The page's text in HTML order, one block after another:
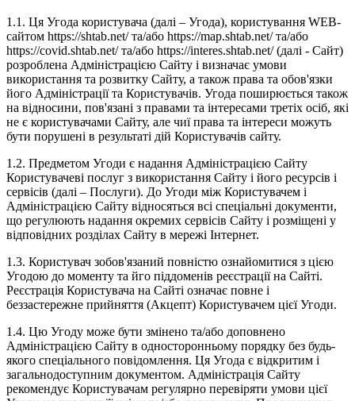
1.1. Ця Угода користувача (далі – Угода), користування WEB-
сайтом https://shtab.net/ та/або https://map.shtab.net/ та/або
https://covid.shtab.net/ та/або https://interes.shtab.net/ (далі - Сайт)
розроблена Адміністрацією Сайту і визначає умови
використання та розвитку Сайту, а також права та обов'язки
його Адміністрації та Користувачів. Угода поширюється також
на відносини, пов'язані з правами та інтересами третіх осіб, які
не є користувачами Сайту, але чиї права та інтереси можуть
бути порушені в результаті дій Користувачів сайту.
1.2. Предметом Угоди є надання Адміністрацією Сайту
Користувачеві послуг з використання Сайту і його ресурсів і
сервісів (далі – Послуги). До Угоди між Користувачем і
Адміністрацією Сайту відносяться всі спеціальні документи,
що регулюють надання окремих сервісів Сайту і розміщені у
відповідних розділах Сайту в мережі Інтернет.
1.3. Користувач зобов'язаний повністю ознайомитися з цією
Угодою до моменту та йго піддоменів реєстрації на Сайті.
Реєстрація Користувача на Сайті означає повне і
беззастережне прийняття (Акцепт) Користувачем цієї Угоди.
1.4. Цю Угоду може бути змінено та/або доповнено
Адміністрацією Сайту в односторонньому порядку без будь-
якого спеціального повідомлення. Ця Угода є відкритим і
загальнодоступним документом. Адміністрація Сайту
рекомендує Користувачам регулярно перевіряти умови цієї